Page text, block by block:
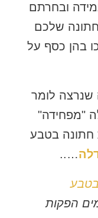
ובחרתם
שלכם
בהן כסף על
לומר
"מפחידה"
חתונה בטבע
…..
הפקות